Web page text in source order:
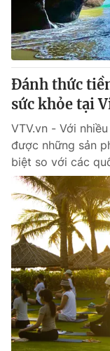
® Cấm sao chép
thuận bằng văn bản.
thông tin từ website
Đánh thức
sức khỏe tại
VTV.vn - Với
được những sản
biệt so với các